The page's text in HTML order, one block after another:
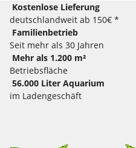
Kostenlose Lieferung
deutschlandweit ab 150€ *
Familienbetrieb
Seit mehr als 30 Jahren
Mehr als 1.200 m²
Betriebsfläche
56.000 Liter Aquarium
im Ladengeschäft